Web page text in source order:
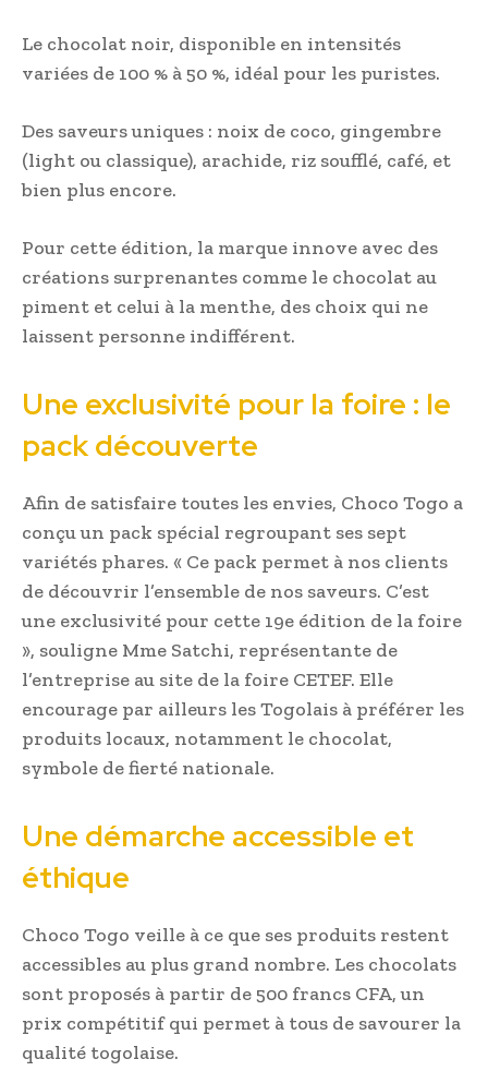
Le chocolat noir, disponible en intensités
variées de 100 % à 50 %, idéal pour les puristes.
Des saveurs uniques : noix de coco, gingembre
(light ou classique), arachide, riz soufflé, café, et
bien plus encore.
Pour cette édition, la marque innove avec des
créations surprenantes comme le chocolat au
piment et celui à la menthe, des choix qui ne
laissent personne indifférent.
Une exclusivité pour la foire : le
pack découverte
Afin de satisfaire toutes les envies, Choco Togo a
conçu un pack spécial regroupant ses sept
variétés phares. « Ce pack permet à nos clients
de découvrir l’ensemble de nos saveurs. C’est
une exclusivité pour cette 19e édition de la foire
», souligne Mme Satchi, représentante de
l’entreprise au site de la foire CETEF. Elle
encourage par ailleurs les Togolais à préférer les
produits locaux, notamment le chocolat,
symbole de fierté nationale.
Une démarche accessible et
éthique
Choco Togo veille à ce que ses produits restent
accessibles au plus grand nombre. Les chocolats
sont proposés à partir de 500 francs CFA, un
prix compétitif qui permet à tous de savourer la
qualité togolaise.